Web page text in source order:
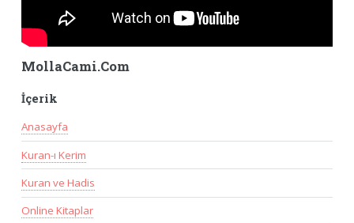
MollaCami.Com
İçerik
Anasayfa
Kuran-ı Kerim
Kuran ve Hadis
Online Kitaplar